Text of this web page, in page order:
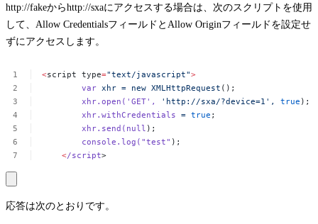
http://fakeからhttp://sxaにアクセスする場合は、次のスクリプトを使用
して、 Allow Credentialsフィールドと Allow Originフィールドを設定せ
ずにアクセスします。
<script type="text/javascript">
var xhr = new XMLHttpRequest ();
xhr.open( 'GET' , 'http://sxa/?device=1', true );
xhr.withCredentials = true ;
xhr.send(null );
console.log( "test" );
</script>
応答は次のとおりです。